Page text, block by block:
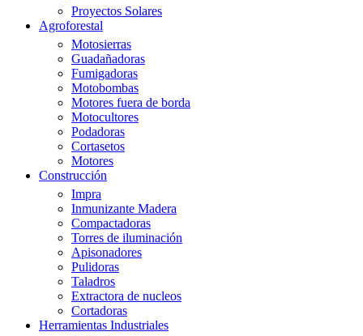
Proyectos Solares
Agroforestal
Motosierras
Guadañadoras
Fumigadoras
Motobombas
Motores fuera de borda
Motocultores
Podadoras
Cortasetos
Motores
Construcción
Impra
Inmunizante Madera
Compactadoras
Torres de iluminación
Apisonadores
Pulidoras
Taladros
Extractora de nucleos
Cortadoras
Herramientas Industriales